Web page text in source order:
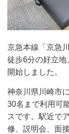
京急本線「京急
徒歩6分の好立
開始しました。
神奈川県川崎市
30名まで利用可
スです。駅近で
修、説明会、面